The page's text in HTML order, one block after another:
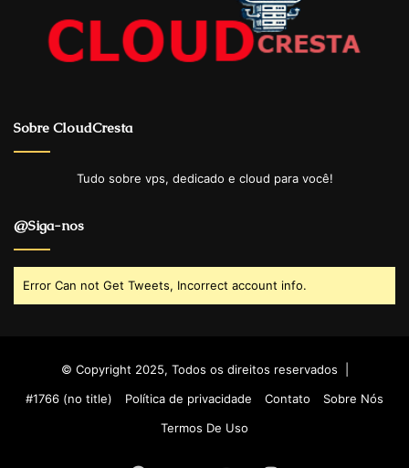
Sobre CloudCresta
Tudo sobre vps, dedicado e cloud para você!
@Siga-nos
Error Can not Get Tweets, Incorrect account info.
© Copyright 2025, Todos os direitos reservados |
#1766 (no title)
Política de privacidade Contato
Sobre Nós
Termos De Uso